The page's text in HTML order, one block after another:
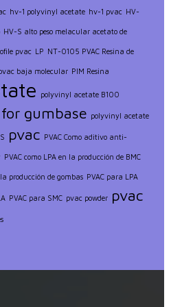
hv-1 polyvinyl acetate hv-1 pvac HV-
HV-S alto peso melacular acetato de
pvac LP NT-0105 PVAC Resina de
baja molecular PIM Resina
polyvinyl acetate B100
gumbase polyvinyl acetate
pvac PVAC Como aditivo anti-
PVAC como LPA en la producción de BMC
producción de gombas PVAC para LPA
PVAC para SMC pvac powder pvac